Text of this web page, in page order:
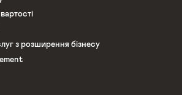
з розширення бізнесу